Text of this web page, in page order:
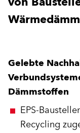
Gelebte
Dämmstoffen
EPS-
Recycling